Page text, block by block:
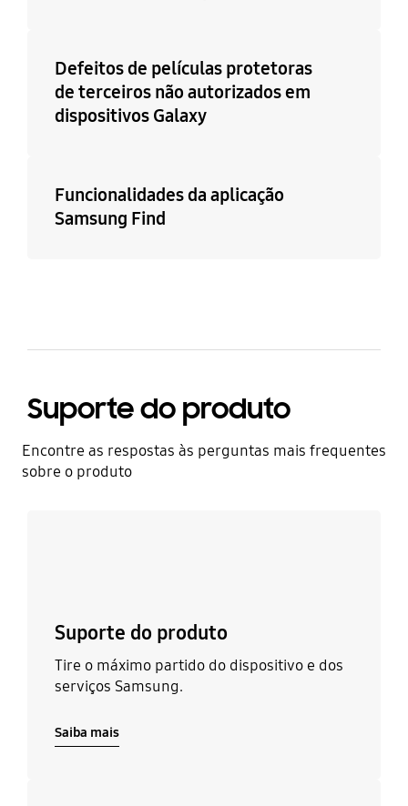
Defeitos de películas protetoras
de terceiros não autorizados em
dispositivos Galaxy
Funcionalidades da aplicação
Samsung Find
Suporte do produto
Encontre as respostas às perguntas mais frequentes
sobre o produto
Suporte do produto
Tire o máximo partido do dispositivo e dos
serviços Samsung.
Saiba mais